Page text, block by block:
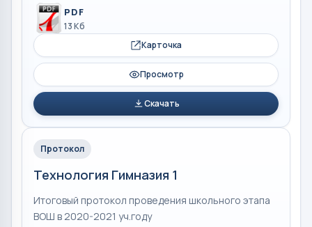
PDF
13 Кб
Карточка
Просмотр
Скачать
Протокол
Технология Гимназия 1
Итоговый протокол проведения школьного этапа
ВОШ в 2020-2021 уч.году